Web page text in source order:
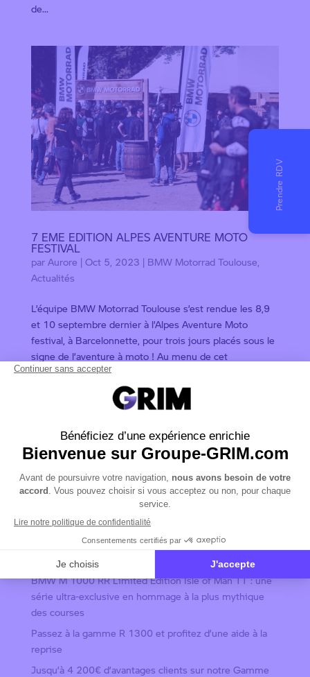
de...
7 EME EDITION ALPES AVENTURE MOTO
FESTIVAL
par Aurore | Oct 5, 2023 | BMW Motorrad Toulouse
Actualités
L’équipe BMW Motorrad Toulouse s’est rendue les 8,9
et 10 septembre dernier à l’Alpes Aventure Moto
festival, à Barcelonnette, pour trois jours placés sous le
signe de l’aventure à moto ! Au menu de cet
événement : un stand d’exposition,...
Rechercher
Articles récents
Quelle BMW choisir pour rouler en duo ? Les
meilleures motos BMW pour voyager à deux
Nouveautés BMW Motorrad 2027 : découvrez toutes
les évolutions de la gamme
BMW M 1000 RR Limited Edition Isle of Man TT : une
série ultra-exclusive en hommage à la plus mythique
des courses
Passez à la gamme R 1300 et profitez d’une aide à la
reprise
Jusqu’à 4 200€ d’avantages clients sur notre Gamme